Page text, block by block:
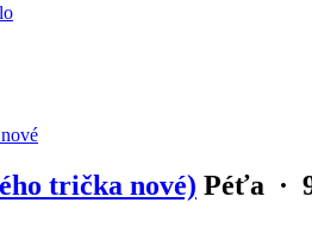
trička nové) Péťa ·